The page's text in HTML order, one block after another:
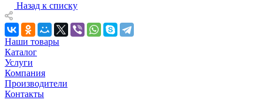
Назад к списку
Наши товары
Каталог
Услуги
Компания
Производители
Контакты